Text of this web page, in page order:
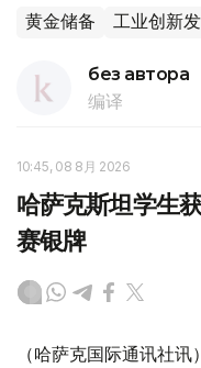
黄金储备 工业创新
без автора
编译
10:45, 08 8月 2026
哈萨克斯坦学生
赛银牌
（哈萨克国际通讯社